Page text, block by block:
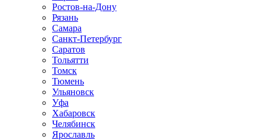
Ростов-на-Дону
Рязань
Самара
Санкт-Петербург
Саратов
Тольятти
Томск
Тюмень
Ульяновск
Уфа
Хабаровск
Челябинск
Ярославль